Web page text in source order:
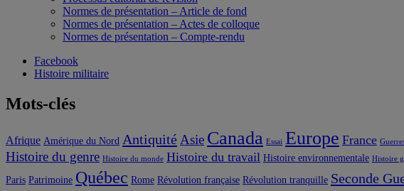
Normes de présentation – Article de fond
Normes de présentation – Actes de colloque
Normes de présentation – Compte-rendu
Facebook
Histoire militaire
Mots-clés
Afrique Amérique du Nord Antiquité Asie Canada Essai Europe France
Histoire du genre Histoire du monde Histoire du travail Histoire environnementale Histoire
Paris Patrimoine Québec Rome Révolution française Révolution tranquille Seconde